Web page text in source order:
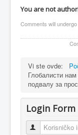
You are not
Comments will
Vi ste ovde:
Глобалисти
подвалу за
Login Form
Korisničko